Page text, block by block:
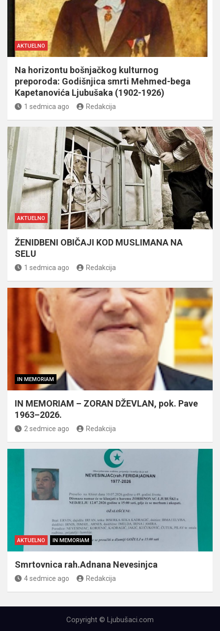
AKTUELNO
Na horizontu bošnjačkog kulturnog
preporoda: Godišnjica smrti Mehmed-bega
Kapetanovića Ljubušaka (1902-1926)
1 sedmica ago Redakcija
AKTUELNO
ŽENIDBENI OBIČAJI KOD MUSLIMANA NA
SELU
1 sedmica ago Redakcija
IN MEMORIAM
IN MEMORIAM – ZORAN DŽEVLAN, pok. Pave
1963–2026.
2 sedmice ago Redakcija
AKTUELNO IN MEMORIAM
Smrtovnica rah.Adnana Nevesinjca
4 sedmice ago Redakcija
Copyright © Ljubušaci.com